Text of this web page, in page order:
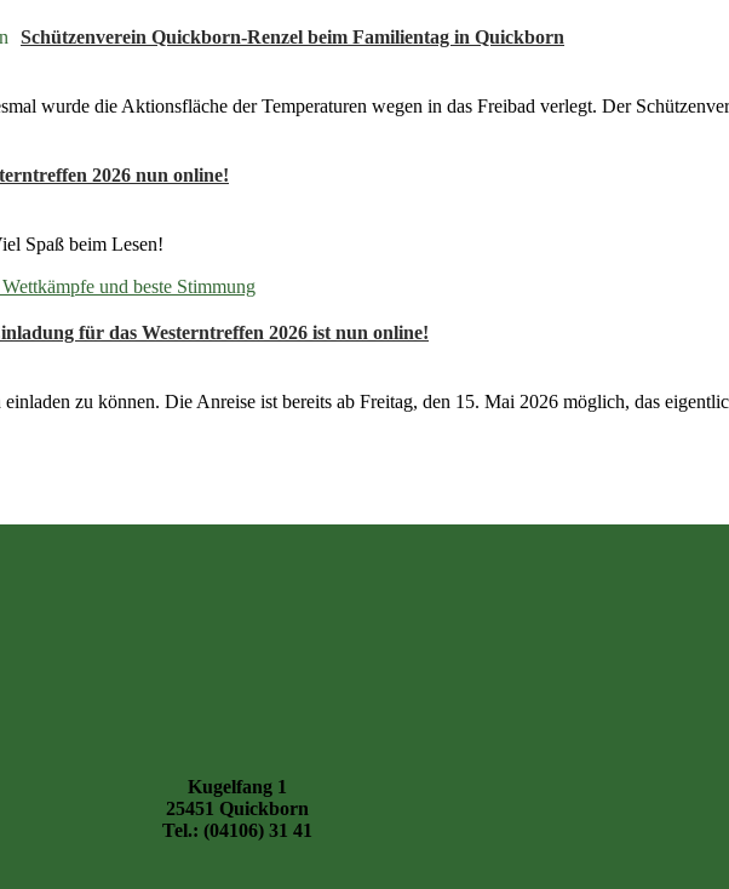
Schützenverein Quickborn-Renzel beim Familientag in Quickborn
wurde die Aktionsfläche der Temperaturen wegen in das Freibad verlegt. Der
2026 nun online!
Spaß beim Lesen!
und beste Stimmung
für das Westerntreffen 2026 ist nun online!
zu können. Die Anreise ist bereits ab Freitag, den 15. Mai 2026 möglich, das
Kugelfang 1
25451 Quickborn
Tel.: (04106) 31 41